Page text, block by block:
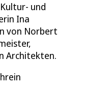
und
Ina
von Norbert
Architekten.